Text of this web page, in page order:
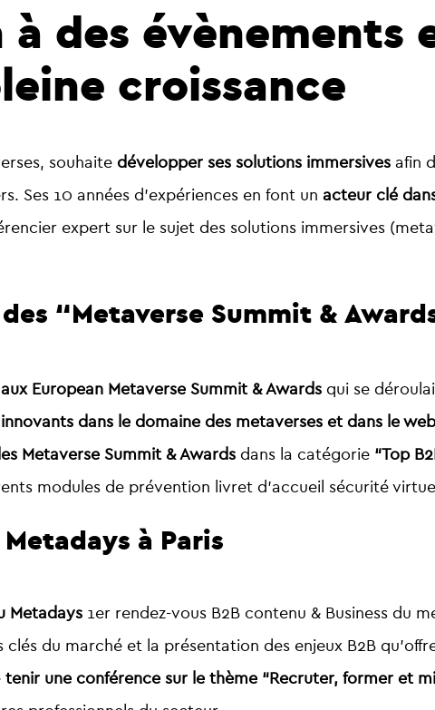
des évènements
croissance
souhaite développer ses solutions immersives afin
Ses 10 années d’expériences en font un acteur clé
expert sur le sujet des solutions immersives
“Metaverse Summit &
European Metaverse Summit & Awards qui se
dans le domaine des metaverses et dans le
Metaverse Summit & Awards dans la catégorie “Top
modules de prévention livret d’accueil sécurité
à Paris
Metadays 1er rendez-vous B2B contenu & Business du
du marché et la présentation des enjeux B2B
tenir une conférence sur le thème “Recruter, former et